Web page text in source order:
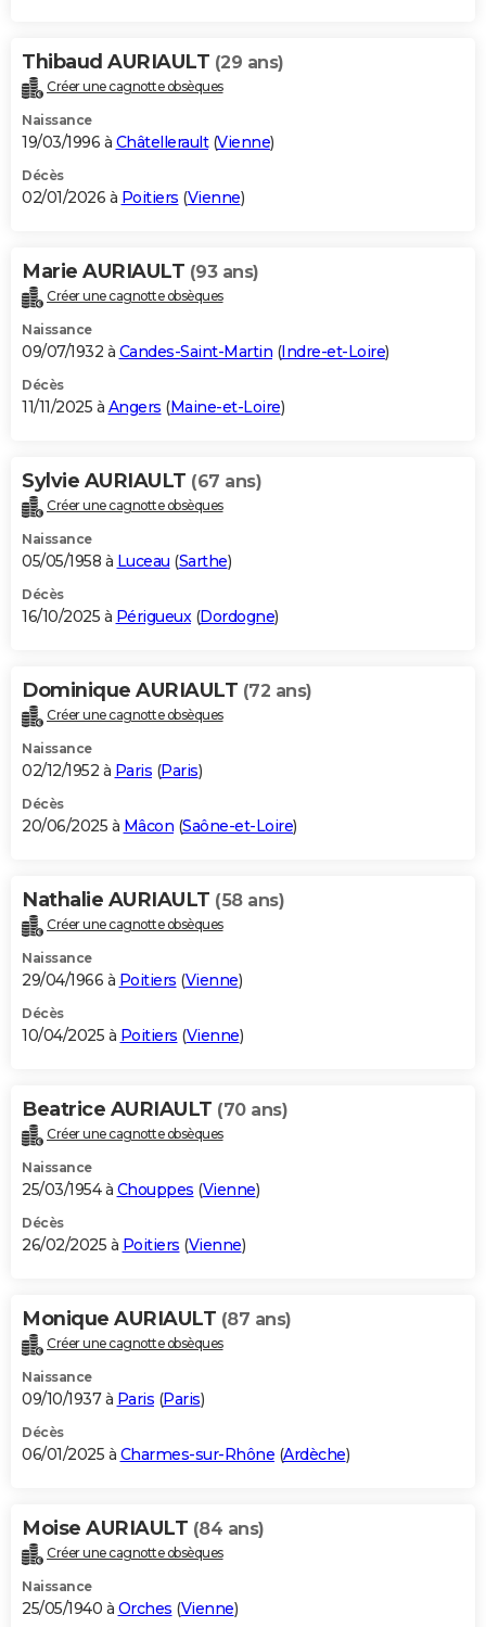
Thibaud AURIAULT (29 ans)
Créer une cagnotte obsèques
Naissance
19/03/1996 à Châtellerault(Vienne)
Décès
02/01/2026 à Poitiers (Vienne)
Marie AURIAULT (93 ans)
Créer une cagnotte obsèques
Naissance
09/07/1932 à Candes-Saint-Martin (Indre-et-Loire)
Décès
11/11/2025 à Angers (Maine-et-Loire)
Sylvie AURIAULT (67 ans)
Créer une cagnotte obsèques
Naissance
05/05/1958 à Luceau (Sarthe)
Décès
16/10/2025 à Périgueux(Dordogne)
Dominique AURIAULT (72 ans)
Créer une cagnotte obsèques
Naissance
02/12/1952 à Paris (Paris)
Décès
20/06/2025 à Mâcon (Saône-et-Loire)
Nathalie AURIAULT (58 ans)
Créer une cagnotte obsèques
Naissance
29/04/1966 à Poitiers (Vienne)
Décès
10/04/2025 à Poitiers (Vienne)
Beatrice AURIAULT (70 ans)
Créer une cagnotte obsèques
Naissance
25/03/1954 à Chouppes (Vienne)
Décès
26/02/2025 à Poitiers (Vienne)
Monique AURIAULT (87 ans)
Créer une cagnotte obsèques
Naissance
09/10/1937 à Paris (Paris)
Décès
06/01/2025 à Charmes-sur-Rhône (Ardèche)
Moise AURIAULT (84 ans)
Créer une cagnotte obsèques
Naissance
25/05/1940 à Orches (Vienne)